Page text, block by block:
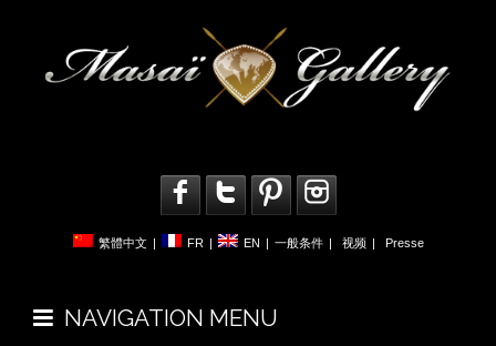
繁體中文 FR EN 一般条件 视频 Presse
NAVIGATION MENU